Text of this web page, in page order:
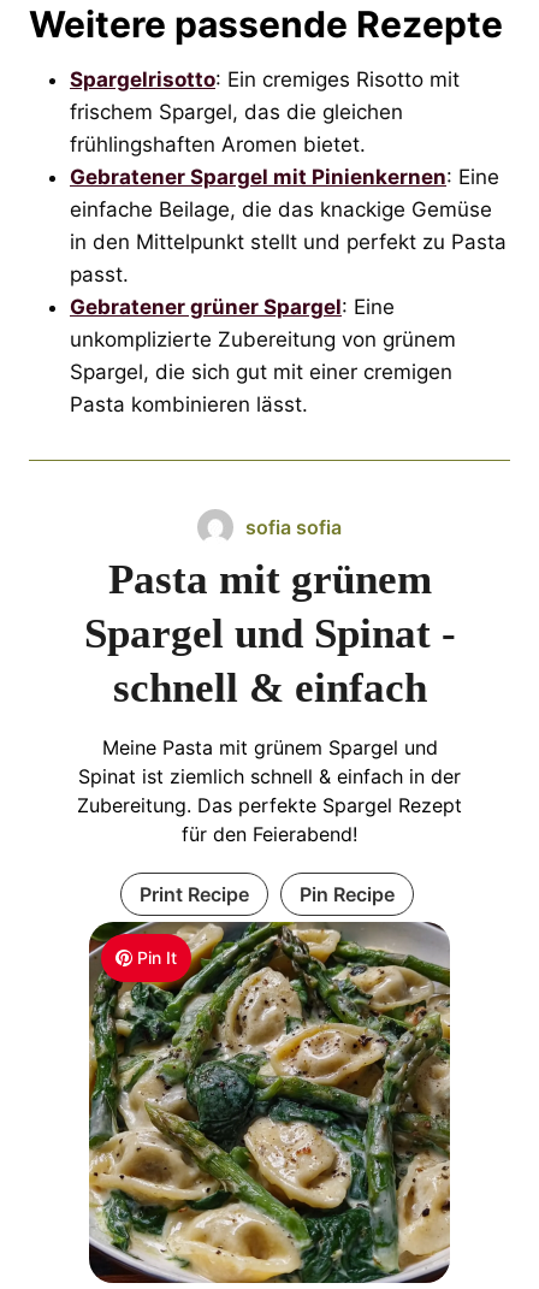
Weitere passende Rezepte
Spargelrisotto: Ein cremiges Risotto mit
frischem Spargel, das die gleichen
frühlingshaften Aromen bietet.
Gebratener Spargel mit Pinienkernen: Eine
einfache Beilage, die das knackige Gemüse
in den Mittelpunkt stellt und perfekt zu Pasta
passt.
Gebratener grüner Spargel: Eine
unkomplizierte Zubereitung von grünem
Spargel, die sich gut mit einer cremigen
Pasta kombinieren lässt.
Pin It
sofia sofia
Pasta mit grünem
Spargel und Spinat -
schnell & einfach
Meine Pasta mit grünem Spargel und
Spinat ist ziemlich schnell & einfach in der
Zubereitung. Das perfekte Spargel Rezept
für den Feierabend!
Print Recipe Pin Recipe